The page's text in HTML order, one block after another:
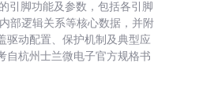
引脚功能及参数，包括各引脚
部逻辑关系等核心数据，并附
驱动配置、保护机制及典型应
自杭州士兰微电子官方规格书